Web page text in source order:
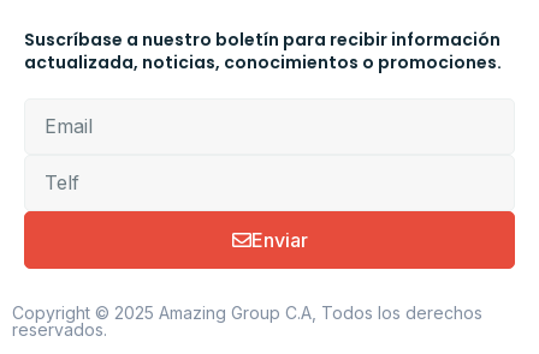
Suscríbase a nuestro boletín para recibir información
actualizada, noticias, conocimientos o promociones.
Enviar
Copyright © 2025 Amazing Group C.A, Todos los derechos
reservados.